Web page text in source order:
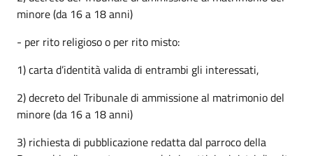
minore (da 16 a 18 anni)
- per rito religioso o per rito misto:
1) carta d’identità valida di entrambi gli interessati,
2) decreto del Tribunale di ammissione al matrimonio del
minore (da 16 a 18 anni)
3) richiesta di pubblicazione redatta dal parroco della